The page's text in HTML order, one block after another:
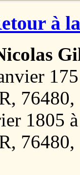
à
1805